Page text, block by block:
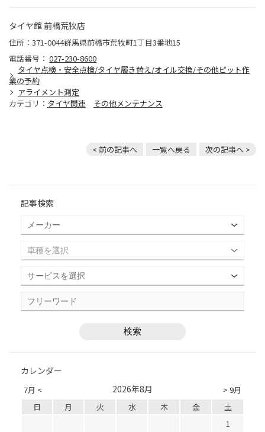
タイヤ館 前橋荒牧店
住所：371-0044群馬県前橋市荒牧町1丁目3番地15
電話番号： 027-230-8600
タイヤ点検・安全点検/タイヤ履き替え/オイル交換/その他ピット作
業の予約
アライメント測定
カテゴリ： タイヤ関連 その他メンテナンス
< 前の記事へ 一覧へ戻る 次の記事へ >
記事検索
カレンダー
7月 < > 9月
2026年8月
日 月 火 水 木 金
土
1